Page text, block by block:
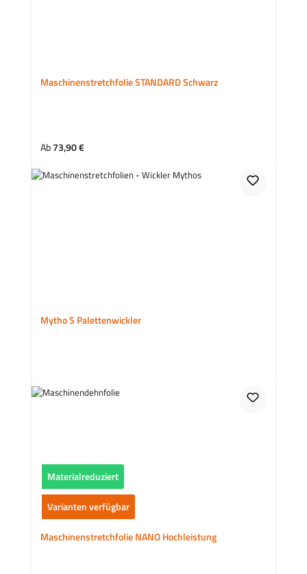
Maschinenstretchfolie STANDARD Schwarz
Regulärer Preis:
Ab73,90 €
Mytho S Palettenwickler
Materialreduziert
Varianten verfügbar
Maschinenstretchfolie NANO Hochleistung